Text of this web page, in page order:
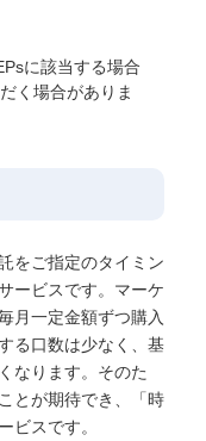
に該当する場合
く場合がありま
をご指定のタイミン
ービスです。マーケ
月一定金額ずつ購入
る口数は少なく、基
なります。そのた
とが期待でき、「時
ビスです。